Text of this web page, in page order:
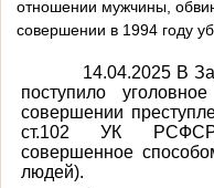
отношении мужчины,
совершении в 1994 году
14.04.2025 В
поступило
совершении
ст.102 УК РСФСР
совершенное
людей).